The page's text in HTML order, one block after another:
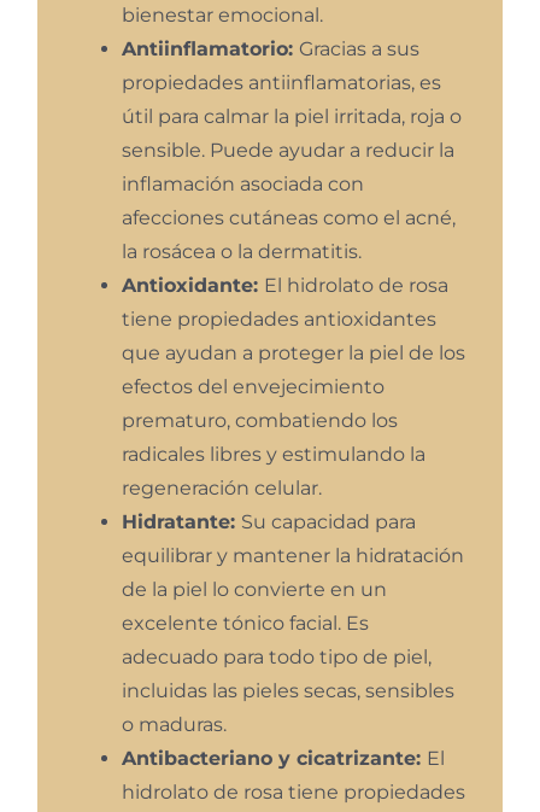
bienestar emocional.
Antiinflamatorio: Gracias a sus
propiedades antiinflamatorias, es
útil para calmar la piel irritada, roja o
sensible. Puede ayudar a reducir la
inflamación asociada con
afecciones cutáneas como el acné,
la rosácea o la dermatitis.
Antioxidante: El hidrolato de rosa
tiene propiedades antioxidantes
que ayudan a proteger la piel de los
efectos del envejecimiento
prematuro, combatiendo los
radicales libres y estimulando la
regeneración celular.
Hidratante: Su capacidad para
equilibrar y mantener la hidratación
de la piel lo convierte en un
excelente tónico facial. Es
adecuado para todo tipo de piel,
incluidas las pieles secas, sensibles
o maduras.
Antibacteriano y cicatrizante: El
hidrolato de rosa tiene propiedades